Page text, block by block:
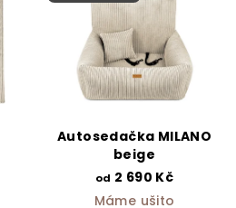
Autosedačka MILANO
beige
od 2 690 Kč
Máme ušito